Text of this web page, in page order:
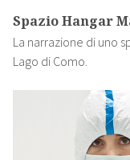
Spazio Hangar
La narrazione di uno
Lago di Como.